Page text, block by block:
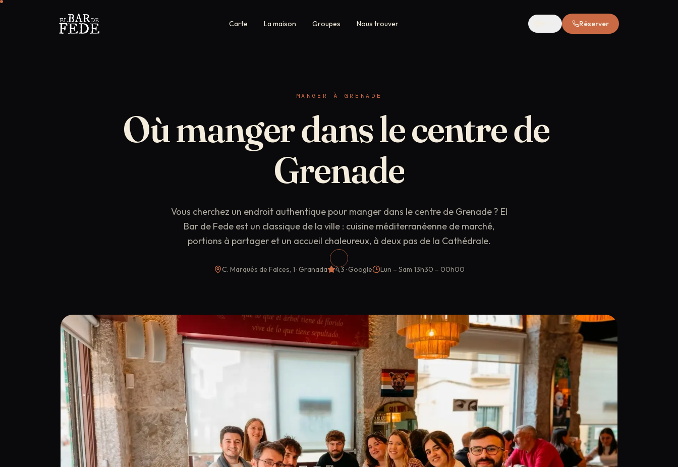
Carte La maison Groupes Nous trouver Réserver
MANGER À GRENADE
Oùmangerdanslecentrede
Grenade
Vous cherchez un endroit authentique pour manger dans le centre de Grenade ? El
Bar de Fede est un classique de la ville : cuisine méditerranéenne de marché,
portions à partager et un accueil chaleureux, à deux pas de la Cathédrale.
C. Marqués de Falces, 1 · Granada 4,3 · Google Lun – Sam 13h30 – 00h00